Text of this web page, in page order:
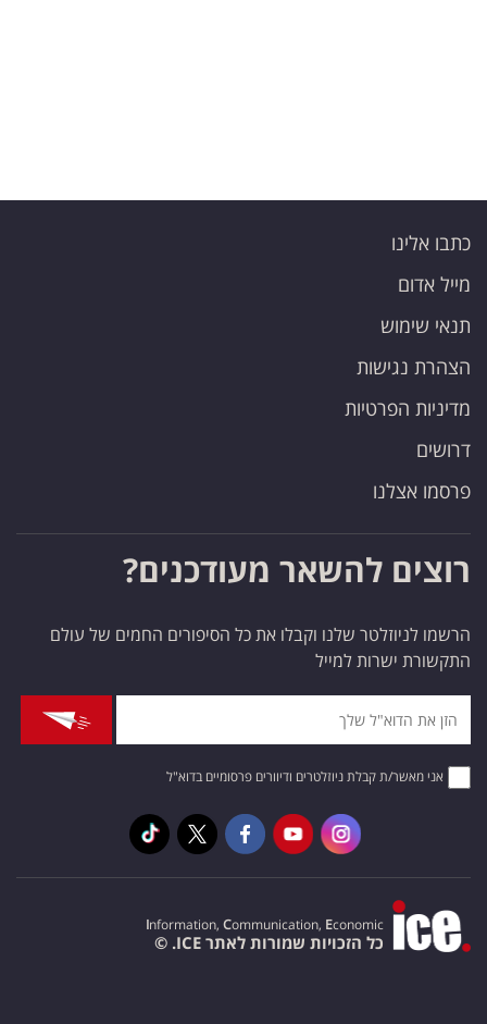
כתבו אלינו
מייל אדום
תנאי שימוש
הצהרת נגישות
מדיניות הפרטיות
דרושים
פרסמו אצלנו
רוצים להשאר מעודכנים?
הרשמו לניוזלטר שלנו וקבלו את כל הסיפורים החמים של עולם
התקשורת ישרות למייל
אני מאשר/ת קבלת ניוזלטרים ודיוורים פרסומיים בדוא"ל
Information, Communication, Economic
כל הזכויות שמורות לאתר ICE. ©